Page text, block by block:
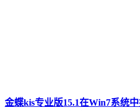
金蝶kis专业版15.1在Win7系统